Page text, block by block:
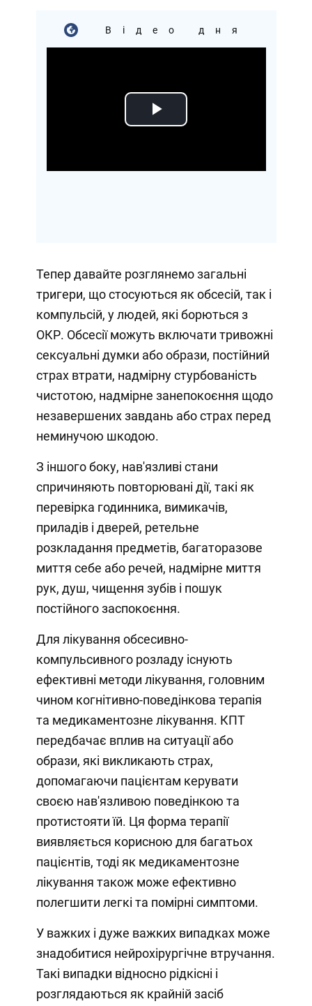
Відео дня
Play
Тепер давайте розглянемо загальні
тригери, що стосуються як обсесій, так і
компульсій, у людей, які борються з
ОКР. Обсесії можуть включати тривожні
сексуальні думки або образи, постійний
страх втрати, надмірну стурбованість
чистотою, надмірне занепокоєння щодо
незавершених завдань або страх перед
неминучою шкодою.
З іншого боку, нав'язливі стани
спричиняють повторювані дії, такі як
перевірка годинника, вимикачів,
приладів і дверей, ретельне
розкладання предметів, багаторазове
миття себе або речей, надмірне миття
рук, душ, чищення зубів і пошук
постійного заспокоєння.
Для лікування обсесивно-
компульсивного розладу існують
ефективні методи лікування, головним
чином когнітивно-поведінкова терапія
та медикаментозне лікування. КПТ
передбачає вплив на ситуації або
образи, які викликають страх,
допомагаючи пацієнтам керувати
своєю нав'язливою поведінкою та
протистояти їй. Ця форма терапії
виявляється корисною для багатьох
пацієнтів, тоді як медикаментозне
лікування також може ефективно
полегшити легкі та помірні симптоми.
У важких і дуже важких випадках може
знадобитися нейрохірургічне втручання.
Такі випадки відносно рідкісні і
розглядаються як крайній засіб